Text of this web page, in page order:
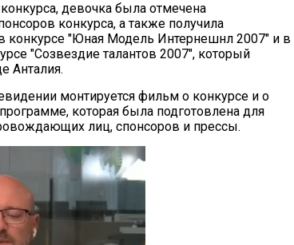
девочка была отмечена
конкурса, а также получила
конкурсе "Юная Модель Интернешнл 2007" и в
"Созвездие талантов 2007", который
Анталия.
монтируется фильм о конкурсе и о
которая была подготовлена для
лиц, спонсоров и прессы.